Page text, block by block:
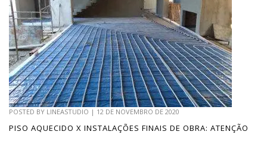
POSTED BY LINEASTUDIO | 12 DE NOVEMBRO DE 2020
PISO AQUECIDO X INSTALAÇÕES FINAIS DE OBRA: ATENÇÃO